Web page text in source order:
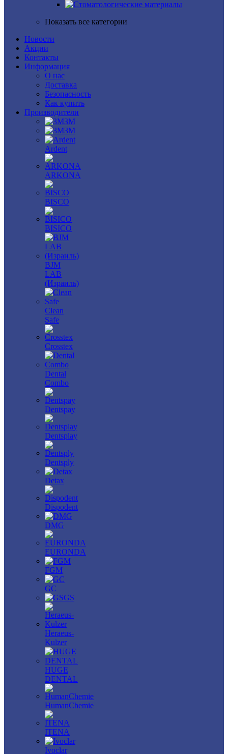
Показать все категории
Новости
Акции
Контакты
Информация
О нас
Доставка
Безопасность
Как купить
Производители
3M
3М
Ardent
ARKONA
BISCO
BISICO
BJM
LAB
(Израиль)
Clean
Safe
Crosstex
Dental
Combo
Dentspay
Dentsplay
Dentsply
Detax
Dispodent
DMG
EURONDA
FGM
GC
GS
Heraeus-
Kulzer
HUGE
DENTAL
HumanChemie
ITENA
Ivoclar